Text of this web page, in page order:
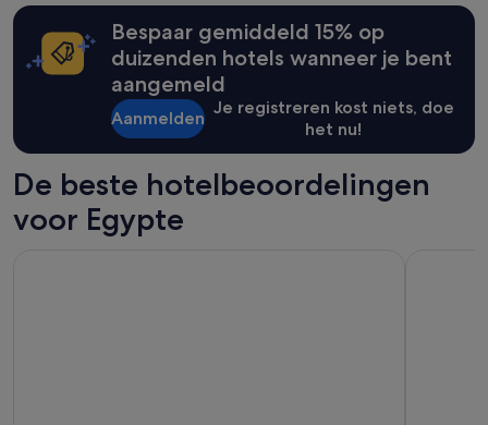
lop
basis
een
nacht
voor
2
volwassenen.
Prijzen
Bespaar gemiddeld 15% op
duizenden hotels wanneer je bent
aangemeld
Aanmelden
Je registreren kost niets, doe
het nu!
De beste hotelbeoordelingen
voor Egypte